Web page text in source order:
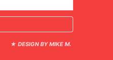
★ DESIGN BY MIKE M.